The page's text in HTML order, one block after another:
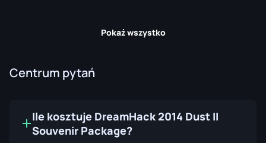
Pokaż wszystko
Centrum pytań
Ile kosztuje DreamHack 2014 Dust II
Souvenir Package?